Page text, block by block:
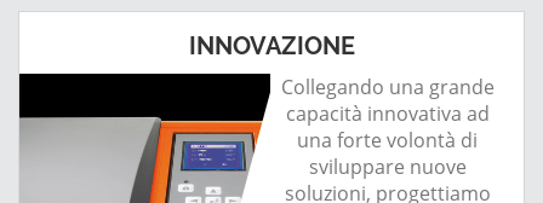
INNOVAZIONE
Collegando una grande
capacità innovativa ad
una forte volontà di
sviluppare nuove
soluzioni, progettiamo